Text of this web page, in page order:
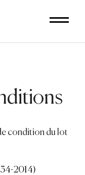
condition du lot
2014)